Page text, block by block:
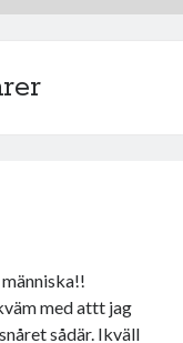
med attt jag
sådär. Ikväll